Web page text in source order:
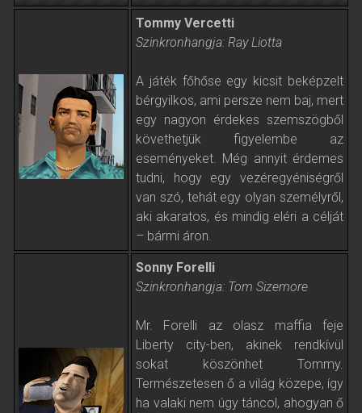
Tommy Vercetti
Szinkronhangja: Ray Liotta
A játék főhőse egy kicsit beképzelt
bérgyilkos, ami persze nem baj, mert
egy nagyon érdekes szemszögből
követhetjük figyelembe az
eseményeket. Még annyit érdemes
tudni, hogy egy vezéregyéniségről
van szó, tehát egy olyan személyről,
aki akaratos, és mindig eléri a célját
– bármi áron.
Sonny Forelli
Szinkronhangja: Tom Sizemore
Mr. Forelli az olasz maffia feje
Liberty city-ben, akinek rendkívül
sokat köszönhet Tommy.
Természetesen ő a világ közepe, így
ha valaki nem úgy táncol, ahogyan ő